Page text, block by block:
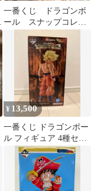
一番くじ ドラゴンボ
ール スナップコレク
コンプセット
¥ 13,500
一番くじ ドラゴンボー
ル フィギュア 4種セッ